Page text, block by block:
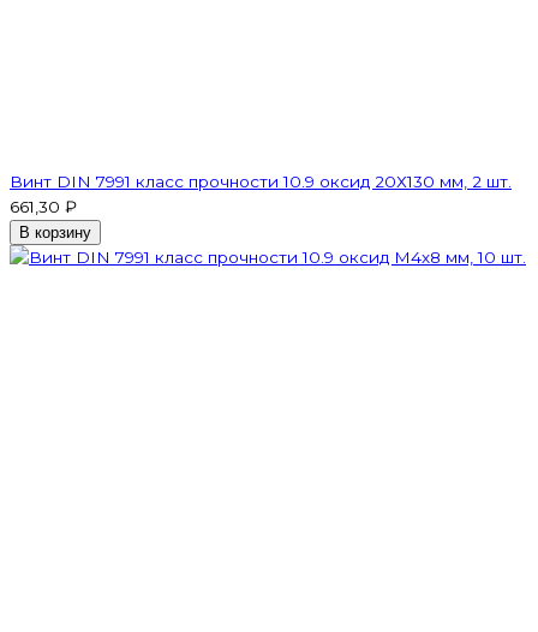
Винт DIN 7991 класс прочности 10.9 оксид 20Х130 мм, 2 шт.
661,30 ₽
В корзину